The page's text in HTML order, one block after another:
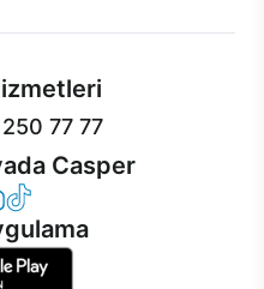
77 77
Casper
LinkedIn
YouTube
Casper TikTok